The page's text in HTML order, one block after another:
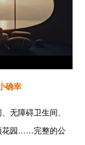
确幸
障碍卫生间、
花园……完整的公